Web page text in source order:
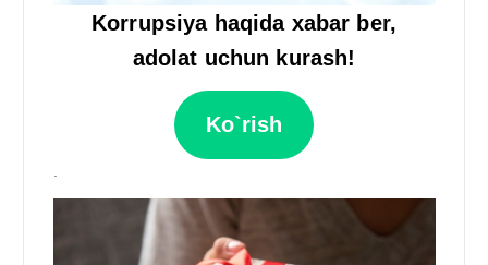
Korrupsiya haqida xabar ber,
adolat uchun kurash!
Ko`rish